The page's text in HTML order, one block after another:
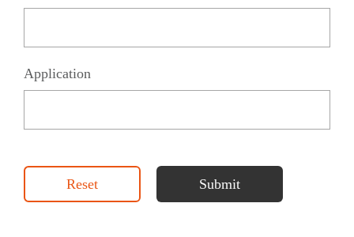
Application
Reset Submit